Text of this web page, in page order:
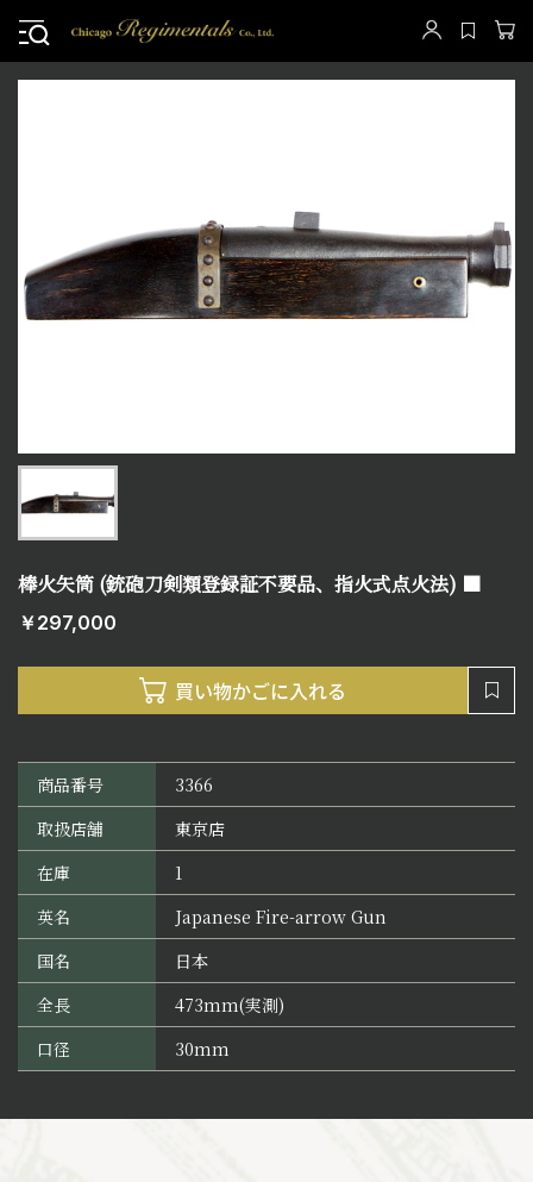
棒火矢筒 (銃砲刀剣類登録証不要品、指火式点火法) ■
￥297,000
商品番号
3366
取扱店舗
東京店
在庫
1
英名
Japanese Fire-arrow Gun
国名
日本
全長
473mm(実測)
口径
30mm